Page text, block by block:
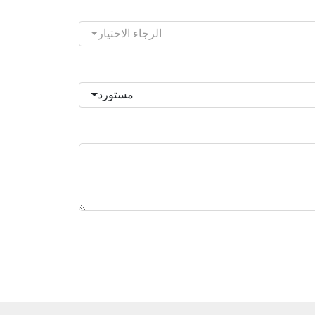
الرجاء الاختيار
مستورد